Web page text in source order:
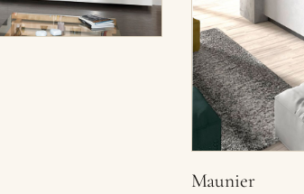
Maunier